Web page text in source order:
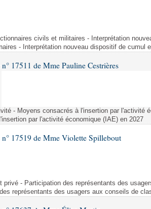
civils et militaires - Interprétation
- Interprétation nouveau dispositif de cumul
17511 de Mme Pauline Cestrières
- Moyens consacrés à l'insertion par l'activité
par l'activité économique (IAE) en 2027
n° 17519 de Mme Violette Spillebout
privé - Participation des représentants des
représentants des usagers aux conseils de